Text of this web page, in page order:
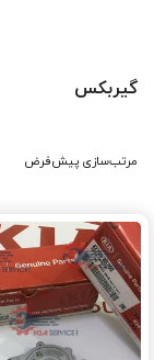
گیربکس